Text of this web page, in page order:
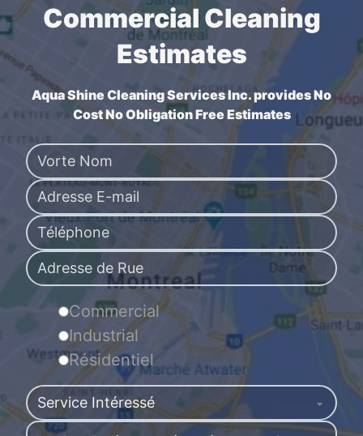
Commercial Cleaning
Estimates
Aqua Shine Cleaning Services Inc. provides No
Cost No Obligation Free Estimates
Commercial
Industrial
Résidentiel